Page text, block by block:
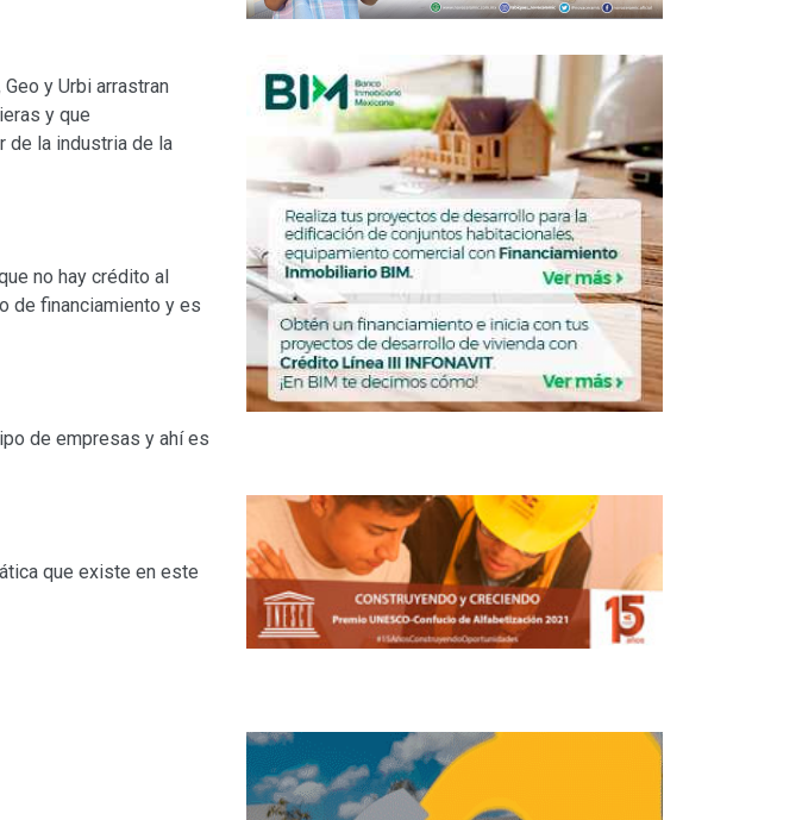
y Urbi arrastran
y que
de la industria de la
no hay crédito al
de financiamiento y es
de empresas y ahí es
que existe en este